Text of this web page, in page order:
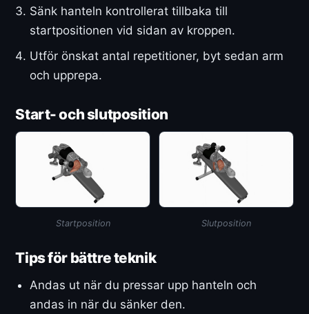
Sänk hanteln kontrollerat tillbaka till
startpositionen vid sidan av kroppen.
Utför önskat antal repetitioner, byt sedan arm
och upprepa.
Start- och slutposition
Startposition Slutposition
Tips för bättre teknik
Andas ut när du pressar upp hanteln och
andas in när du sänker den.